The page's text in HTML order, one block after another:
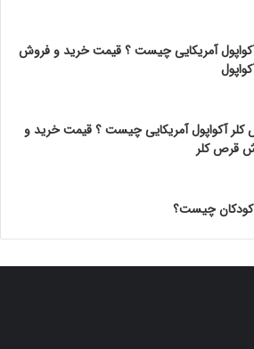
آمریکایی چیست ؟ قیمت خرید و فروش
آکواپول آمریکایی چیست ؟ قیمت خرید و
قرص کلر
چیست؟